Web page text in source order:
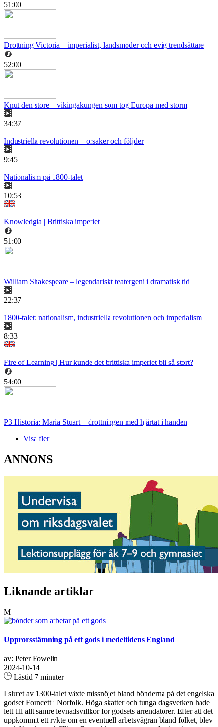
51:00
Drottning Victoria – imperialist, landsmoder och evig trendsättare
52:00
Knut den store – vikingakungen som tog Europa med storm
34:37
Industriella revolutionen – orsaker och följder
9:45
Nationalism på 1800-talet
10:53
Knowledgia | Brittiska imperiet
51:00
William Shakespeare – legendariskt teatergeni i dramatisk tid
22:37
1800-talet: nationalism, industriella revolutionen och imperialism
8:33
Fire of Learning | Hur kunde det brittiska imperiet bli så stort?
54:00
P3 Historia: Maria Stuart – drottningen med hjärtat i handen
Visa fler
ANNONS
Liknande artiklar
M
Upprorsstämning på ett gods i medeltidens England
av: Peter Fowelin
2024-10-14
Lästid 7 minuter
I slutet av 1300-talet växte missnöjet bland bönderna på det engelska
godset Forncett i Norfolk. Höga skatter och tunga dagsverken hade
lett till allt sämre levnadsvillkor för godsets arrendatorer. Efter att det
uppkommit ett rykte om en eventuell arbetsvägran bland folket, blev